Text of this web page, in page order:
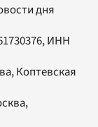
дня
ИНН
Коптевская
,